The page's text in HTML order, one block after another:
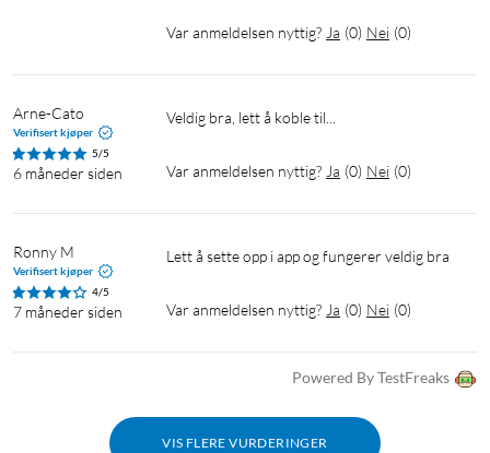
Timer for utendørsbruk Lagre strøm
Strømmåler
Var anmeldelsen nyttig? Ja (0) Nei (0)
Arne-Cato
Verifisert kjøper
5/5
6 måneder siden
Veldig bra, lett å koble til...
Var anmeldelsen nyttig? Ja (0) Nei (0)
Ronny M
Verifisert kjøper
4/5
7 måneder siden
Lett å sette opp i app og fungerer veldig bra
Var anmeldelsen nyttig? Ja (0) Nei (0)
Powered By TestFreaks
VIS FLERE VURDERINGER